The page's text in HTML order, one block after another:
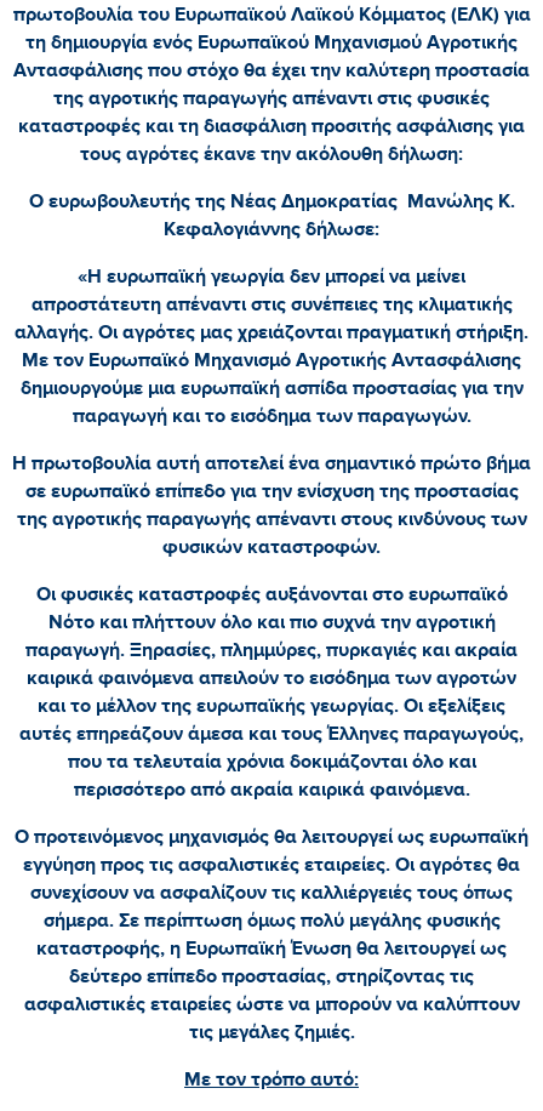
πρωτοβουλία του Ευρωπαϊκού Λαϊκού Κόμματος (ΕΛΚ) για
τη δημιουργία ενός Ευρωπαϊκού Μηχανισμού Αγροτικής
Αντασφάλισης που στόχο θα έχει την καλύτερη προστασία
της αγροτικής παραγωγής απέναντι στις φυσικές
καταστροφές και τη διασφάλιση προσιτής ασφάλισης για
τους αγρότες έκανε την ακόλουθη δήλωση:
Ο ευρωβουλευτής της Νέας Δημοκρατίας Μανώλης Κ.
Κεφαλογιάννης δήλωσε:
«Η ευρωπαϊκή γεωργία δεν μπορεί να μείνει
απροστάτευτη απέναντι στις συνέπειες της κλιματικής
αλλαγής. Οι αγρότες μας χρειάζονται πραγματική στήριξη.
Με τον Ευρωπαϊκό Μηχανισμό Αγροτικής Αντασφάλισης
δημιουργούμε μια ευρωπαϊκή ασπίδα προστασίας για την
παραγωγή και το εισόδημα των παραγωγών.
Η πρωτοβουλία αυτή αποτελεί ένα σημαντικό πρώτο βήμα
σε ευρωπαϊκό επίπεδο για την ενίσχυση της προστασίας
της αγροτικής παραγωγής απέναντι στους κινδύνους των
φυσικών καταστροφών.
Οι φυσικές καταστροφές αυξάνονται στο ευρωπαϊκό
Νότο και πλήττουν όλο και πιο συχνά την αγροτική
παραγωγή. Ξηρασίες, πλημμύρες, πυρκαγιές και ακραία
καιρικά φαινόμενα απειλούν το εισόδημα των αγροτών
και το μέλλον της ευρωπαϊκής γεωργίας. Οι εξελίξεις
αυτές επηρεάζουν άμεσα και τους Έλληνες παραγωγούς,
που τα τελευταία χρόνια δοκιμάζονται όλο και
περισσότερο από ακραία καιρικά φαινόμενα.
Ο προτεινόμενος μηχανισμός θα λειτουργεί ως ευρωπαϊκή
εγγύηση προς τις ασφαλιστικές εταιρείες. Οι αγρότες θα
συνεχίσουν να ασφαλίζουν τις καλλιέργειές τους όπως
σήμερα. Σε περίπτωση όμως πολύ μεγάλης φυσικής
καταστροφής, η Ευρωπαϊκή Ένωση θα λειτουργεί ως
δεύτερο επίπεδο προστασίας, στηρίζοντας τις
ασφαλιστικές εταιρείες ώστε να μπορούν να καλύπτουν
τις μεγάλες ζημιές.
Με τον τρόπο αυτό: